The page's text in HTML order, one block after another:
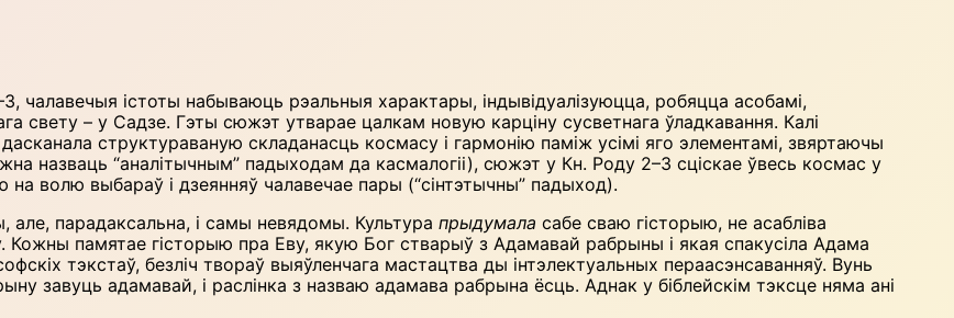
істоты набываюць рэальныя характары, індывідуалізуюцца, робяцца асобамі,
свету – у Садзе. Гэты сюжэт утварае цалкам новую карціну сусветнага ўладкавання. Калі
структураваную складанасць космасу і гармонію паміж усімі яго элементамі, звяртаючы
назваць “аналітычным” падыходам да касмалогіі), сюжэт у Кн. Роду 2–3 сціскае ўвесь космас у
волю выбараў і дзеянняў чалавечае пары (“сінтэтычны” падыход).
парадаксальна, і самы невядомы. Культура прыдумала сабе сваю гісторыю, не асабліва
Кожны памятае гісторыю пра Еву, якую Бог стварыў з Адамавай рабрыны і якая спакусіла Адама
тэкстаў, безліч твораў выяўленчага мастацтва ды інтэлектуальных пераасэнсаванняў. Вунь
завуць адамавай, і раслінка з назваю адамава рабрына ёсць. Аднак у біблейскім тэксце няма ані